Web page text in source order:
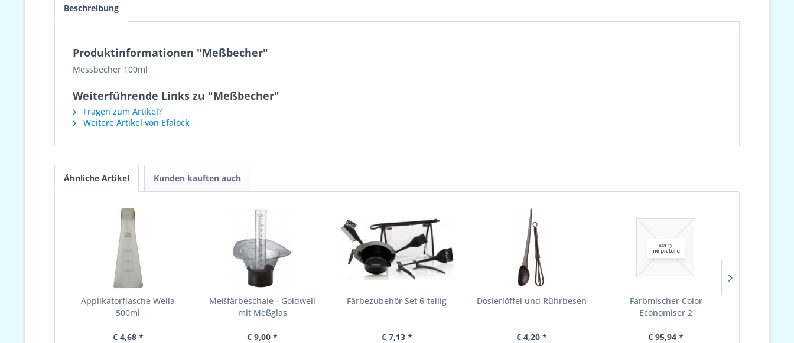
Beschreibung
Produktinformationen "Meßbecher"
Messbecher 100ml
Weiterführende Links zu "Meßbecher"
Fragen zum Artikel?
Weitere Artikel von Efalock
Ähnliche Artikel Kunden kauften auch
Applikatorflasche Wella
500ml
€ 4,68 *
Meßfärbeschale - Goldwell
mit Meßglas
€ 9,00 *
Färbezubehör Set 6-teilig
€ 7,13 *
Dosierlöffel und Rührbesen
€ 4,20 *
Farbmischer Color
Economiser 2
€ 95,94 *